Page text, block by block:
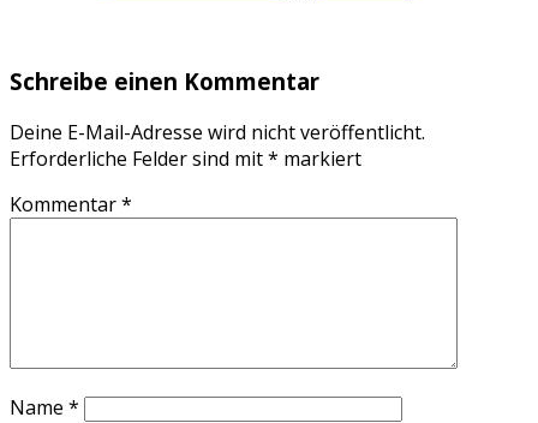
Schreibe einen Kommentar
Deine E-Mail-Adresse wird nicht veröffentlicht.
Erforderliche Felder sind mit* markiert
Kommentar*
Name *